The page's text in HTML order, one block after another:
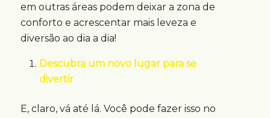
em outras áreas podem deixar a zona de
conforto e acrescentar mais leveza e
diversão ao dia a dia!
Descubra um novo lugar para se
divertir
E, claro, vá até lá. Você pode fazer isso no